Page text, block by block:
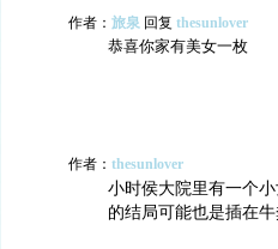
作者： 旅泉 回复 thesunlover
恭喜你家有美女一枚
作者： thesunlover
小时侯大院里有一个
的结局可能也是插在